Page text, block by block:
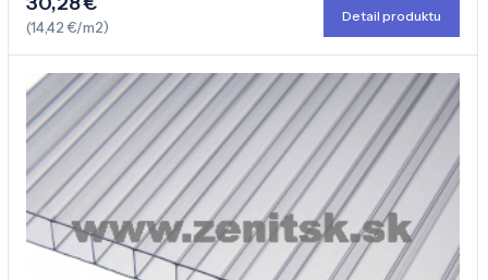
(14,42 €/m2)
Detail produktu